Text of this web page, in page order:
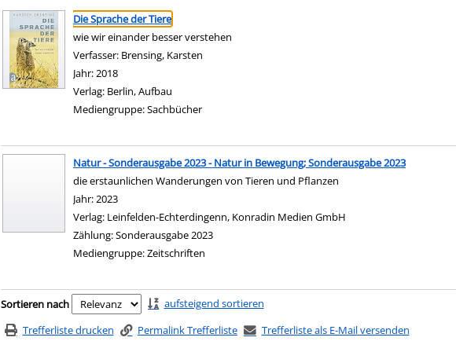
Suchergebnis
Zu den Suchfiltern springen
Die Sprache der Tiere
wie wir einander besser verstehen
Verfasser: Brensing, Karsten
Jahr:2018
Verlag: Berlin, Aufbau
Mediengruppe:Sachbücher
Natur - Sonderausgabe 2023 - Natur in Bewegung; Sonderausgabe 2023
die erstaunlichen Wanderungen von Tieren und Pflanzen
Suche nach diesem Verfasser
Jahr:2023
Verlag: Leinfelden-Echterdingenn, Konradin Medien GmbH
Zählung:Sonderausgabe 2023
Mediengruppe:Zeitschriften
Zu den Suchfiltern springen
Sortieren nach aufsteigend sortieren
Trefferliste drucken
Permalink Trefferliste Trefferliste als E-Mail versenden